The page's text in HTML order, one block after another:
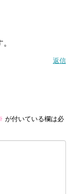
返信
が付いている欄は必